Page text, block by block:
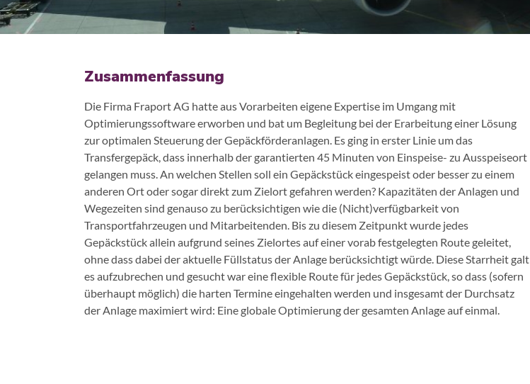
Zusammenfassung
Die Firma Fraport AG hatte aus Vorarbeiten eigene Expertise im Umgang mit
Optimierungssoftware erworben und bat um Begleitung bei der Erarbeitung einer Lösung
zur optimalen Steuerung der Gepäckförderanlagen. Es ging in erster Linie um das
Transfergepäck, dass innerhalb der garantierten 45 Minuten von Einspeise- zu Ausspeiseort
gelangen muss. An welchen Stellen soll ein Gepäckstück eingespeist oder besser zu einem
anderen Ort oder sogar direkt zum Zielort gefahren werden? Kapazitäten der Anlagen und
Wegezeiten sind genauso zu berücksichtigen wie die (Nicht)verfügbarkeit von
Transportfahrzeugen und Mitarbeitenden. Bis zu diesem Zeitpunkt wurde jedes
Gepäckstück allein aufgrund seines Zielortes auf einer vorab festgelegten Route geleitet,
ohne dass dabei der aktuelle Füllstatus der Anlage berücksichtigt würde. Diese Starrheit galt
es aufzubrechen und gesucht war eine flexible Route für jedes Gepäckstück, so dass (sofern
überhaupt möglich) die harten Termine eingehalten werden und insgesamt der Durchsatz
der Anlage maximiert wird: Eine globale Optimierung der gesamten Anlage auf einmal.